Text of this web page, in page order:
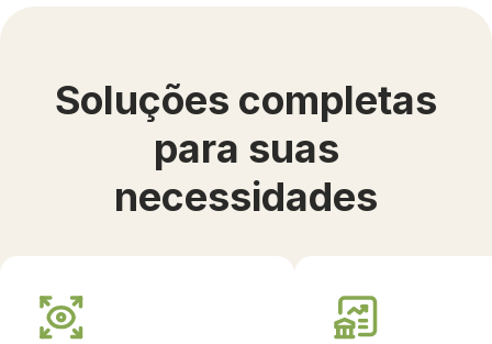
Soluções completas
para suas
necessidades